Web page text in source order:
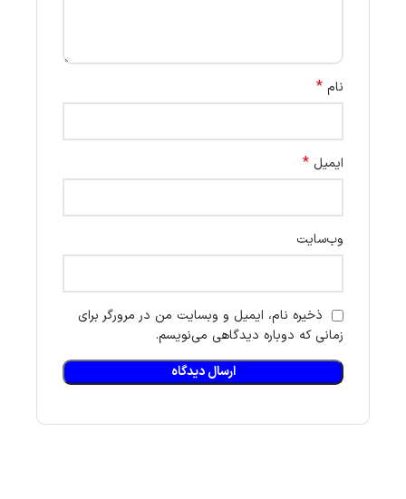
نام *
ایمیل *
وب‌سایت
ذخیره نام، ایمیل و وبسایت من در مرورگر برای
زمانی که دوباره دیدگاهی می‌نویسم.